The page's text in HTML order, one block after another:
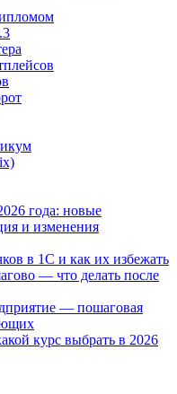
года: новые
и изменения
в 1С и как их избежать
— что делать после
— пошаговая
курс выбрать в 2026